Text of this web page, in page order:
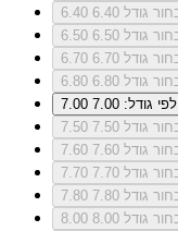
6.40
גודל 6.40
6.50
גודל 6.50
6.70
גודל 6.70
6.80
גודל 6.80
7.00
גודל: 7.00
7.50
גודל 7.50
7.60
גודל 7.60
7.70
גודל 7.70
7.80
גודל 7.80
8.00
גודל 8.00